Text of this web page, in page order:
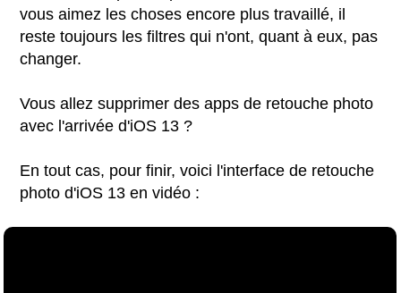
vous aimez les choses encore plus travaillé, il
reste toujours les filtres qui n'ont, quant à eux, pas
changer.
Vous allez supprimer des apps de retouche photo
avec l'arrivée d'iOS 13 ?
En tout cas, pour finir, voici l'interface de retouche
photo d'iOS 13 en vidéo :